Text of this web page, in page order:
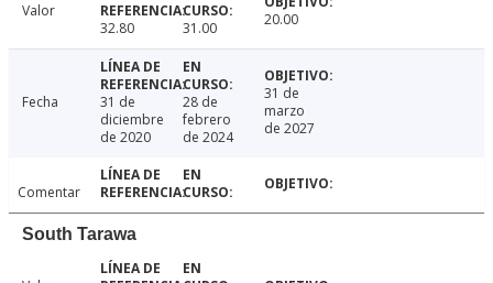
Valor
32.80
31.00 20.00
Fecha
31 de
diciembre
de 2020
28 de
febrero
de 2024
31 de
marzo
de 2027
Comentar
South Tarawa